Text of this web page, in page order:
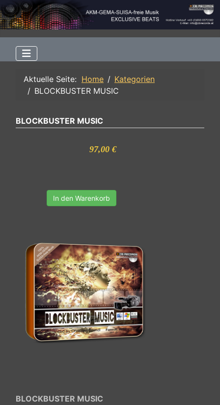
Aktuelle Seite: Home
Kategorien
BLOCKBUSTER MUSIC
BLOCKBUSTER MUSIC
97,00 €
In den Warenkorb
BLOCKBUSTER MUSIC